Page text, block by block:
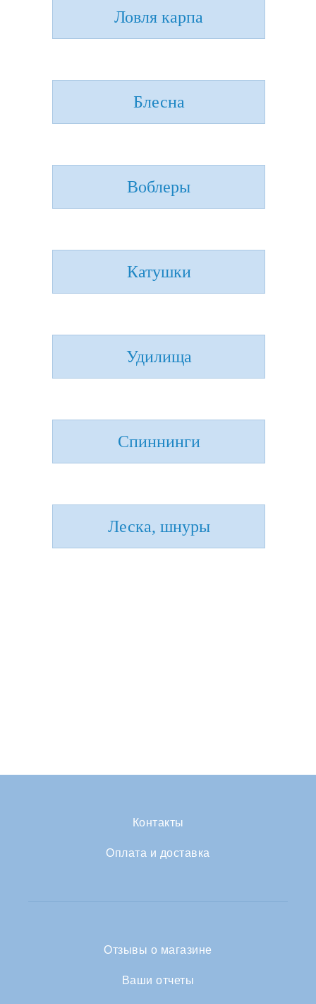
Ловля карпа
Блесна
Воблеры
Катушки
Удилища
Спиннинги
Леска, шнуры
Контакты
Оплата и доставка
Отзывы о магазине
Ваши отчеты